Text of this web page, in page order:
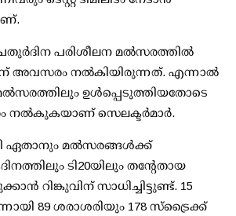
പരിശീലന മല്‍സരത്തില്‍
അവസരം നല്‍കിയിരുന്നത്. എന്നാല്‍
ഉള്‍പ്പെടുത്തിയതോടെ
നല്‍കുകയാണ് സെലക്ടര്‍മാര്‍.
ഏതാനും മല്‍സരങ്ങള്‍ക്ക്
ടി20യിലും തന്റേതായ
റിങ്കുവിന് സാധിച്ചിട്ടുണ്ട്. 15
89 ശരാശരിയും 178 സ്‌ട്രൈക്ക്